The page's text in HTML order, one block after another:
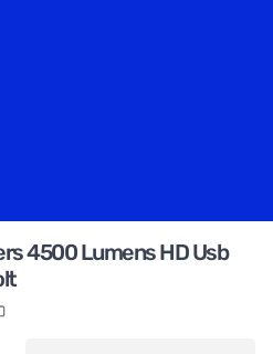
4500 Lumens HD Usb